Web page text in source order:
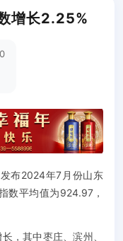
增长2.25%
布2024年7月份山东
数平均值为924.97，
，其中枣庄、滨州、